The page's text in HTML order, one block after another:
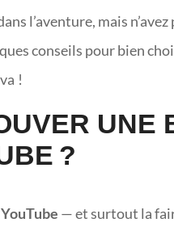
l’aventure, mais n’avez
conseils pour bien
!
UNE
?
— et surtout la